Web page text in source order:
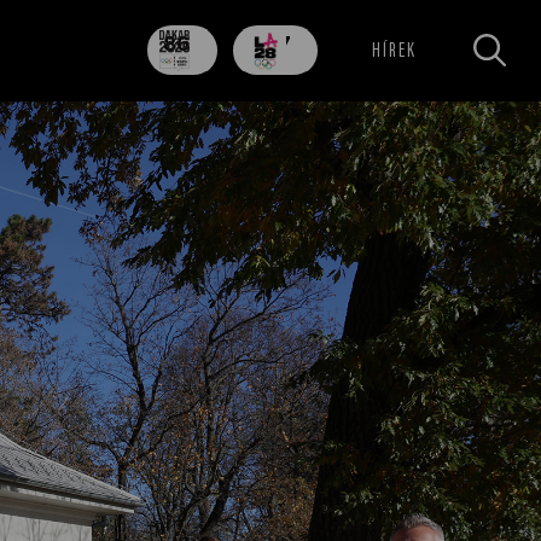
86
nap
707
nap HÍREK